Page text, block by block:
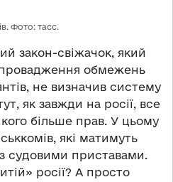
Фото: тасс.
закон-свіжачок, який
обмежень
не визначив систему
як завжди на росії, все
більше прав. У цьому
які матимуть
судовими приставами.
росії? А просто